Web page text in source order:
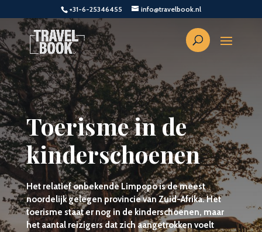
+31-6-25346455 info@travelbook.nl
Toerisme in de
kinderschoenen
Het relatief onbekende Limpopo is de meest
noordelijk gelegen provincie van Zuid-Afrika. Het
toerisme staat er nog in de kinderschoenen, maar
het aantal reizigers dat zich aangetrokken voelt